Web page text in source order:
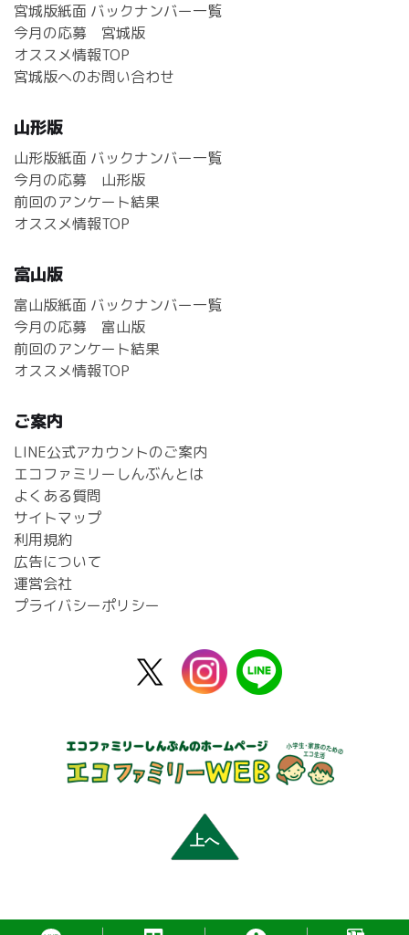
宮城版紙面 バックナンバー一覧
今月の応募 宮城版
オススメ情報TOP
宮城版へのお問い合わせ
山形版
山形版紙面 バックナンバー一覧
今月の応募 山形版
前回のアンケート結果
オススメ情報TOP
富山版
富山版紙面 バックナンバー一覧
今月の応募 富山版
前回のアンケート結果
オススメ情報TOP
ご案内
LINE公式アカウントのご案内
エコファミリーしんぶんとは
よくある質問
サイトマップ
利用規約
広告について
運営会社
プライバシーポリシー
instagram
上へ